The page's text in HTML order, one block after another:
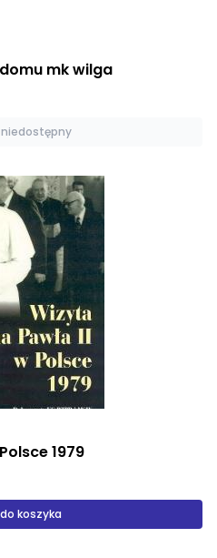
mk wilga
1979
koszyka